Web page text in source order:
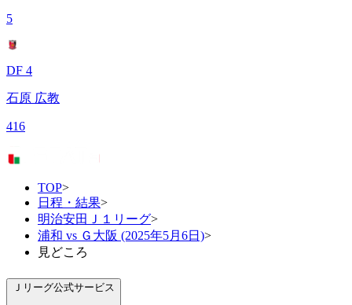
5
DF 4
石原 広教
416
TOP>
日程・結果>
明治安田Ｊ１リーグ>
浦和 vs Ｇ大阪 (2025年5月6日)>
見どころ
Ｊリーグ公式サービス